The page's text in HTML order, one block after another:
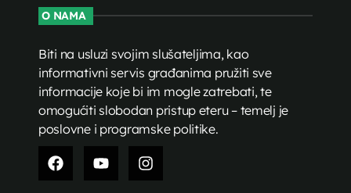
O NAMA
Biti na usluzi svojim slušateljima, kao
informativni servis građanima pružiti sve
informacije koje bi im mogle zatrebati, te
omogućiti slobodan pristup eteru – temelj je
poslovne i programske politike.